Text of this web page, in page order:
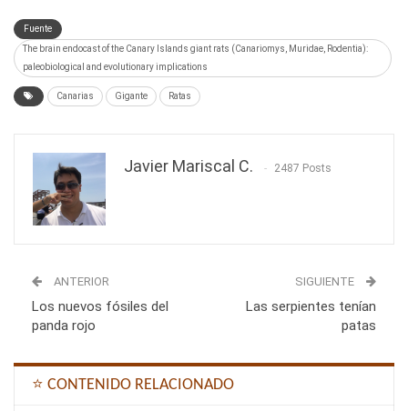
Fuente
The brain endocast of the Canary Islands giant rats (Canariomys, Muridae, Rodentia):
paleobiological and evolutionary implications
Canarias Gigante Ratas
Javier Mariscal C. 2487 Posts
ANTERIOR
Los nuevos fósiles del
panda rojo
SIGUIENTE
Las serpientes tenían
patas
⭐ CONTENIDO RELACIONADO